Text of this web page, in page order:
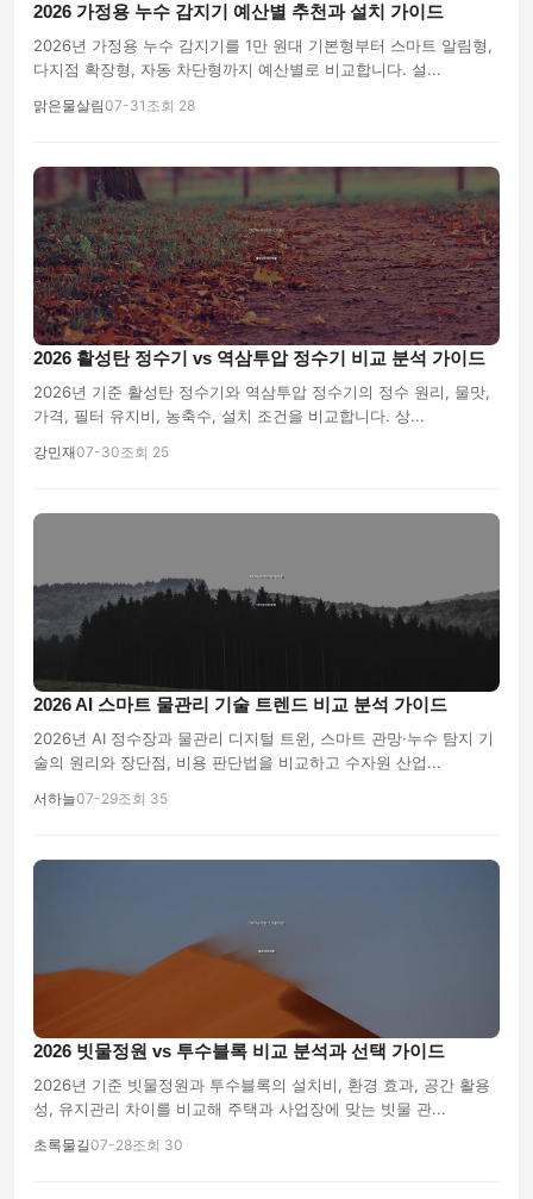
2026 가정용 누수 감지기 예산별 추천과 설치 가이드
2026년 가정용 누수 감지기를 1만 원대 기본형부터 스마트 알림형,
다지점 확장형, 자동 차단형까지 예산별로 비교합니다. 설...
맑은물살림07-31 조회 28
2026 활성탄 정수기 vs 역삼투압 정수기 비교 분석 가이드
2026년 기준 활성탄 정수기와 역삼투압 정수기의 정수 원리, 물맛,
가격, 필터 유지비, 농축수, 설치 조건을 비교합니다. 상...
강민재07-30조회 25
2026 AI 스마트 물관리 기술 트렌드 비교 분석 가이드
2026년 AI 정수장과 물관리 디지털 트윈, 스마트 관망·누수 탐지 기
술의 원리와 장단점, 비용 판단법을 비교하고 수자원 산업...
서하늘07-29조회 35
2026 빗물정원 vs 투수블록 비교 분석과 선택 가이드
2026년 기준 빗물정원과 투수블록의 설치비, 환경 효과, 공간 활용
성, 유지관리 차이를 비교해 주택과 사업장에 맞는 빗물 관...
초록물길07-28조회 30